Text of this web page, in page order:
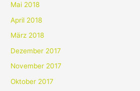
Mai 2018
April 2018
März 2018
Dezember 2017
November 2017
Oktober 2017